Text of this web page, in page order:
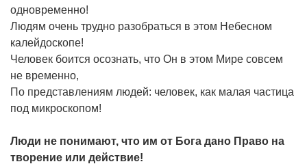
одновременно!
Людям очень трудно разобраться в этом Небесном
калейдоскопе!
Человек боится осознать, что Он в этом Мире совсем
не временно,
По представлениям людей: человек, как малая частица
под микроскопом!
Люди не понимают, что им от Бога дано Право на
творение или действие!